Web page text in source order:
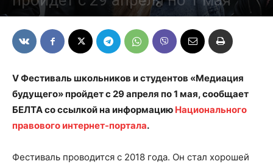
27/04/2022
V Фестиваль школьников и студентов «Медиация
будущего» пройдет с 29 апреля по 1 мая, сообщает
БЕЛТА со ссылкой на информацию Национального
правового интернет-портала.
Фестиваль проводится с 2018 года. Он стал хорошей